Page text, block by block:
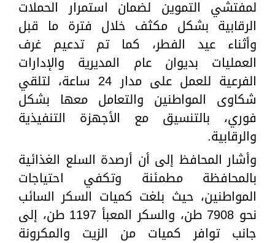
لمفتشي التموين لضمان استمرار الحملات
الرقابية بشكل مكثف خلال فترة ما قبل
وأثناء عيد الفطر، كما تم تدعيم غرف
العمليات بديوان عام المديرية والإدارات
الفرعية للعمل على مدار 24 ساعة، لتلقي
شكاوى المواطنين والتعامل معها بشكل
فوري، بالتنسيق مع الأجهزة التنفيذية
والرقابية.
وأشار المحافظ إلى أن أرصدة السلع الغذائية
بالمحافظة مطمئنة وتكفي احتياجات
المواطنين، حيث بلغت كميات السكر السائب
نحو 7908 طن، والسكر المعبأ 1197 طن، إلى
جانب توافر كميات من الزيت والمكرونة